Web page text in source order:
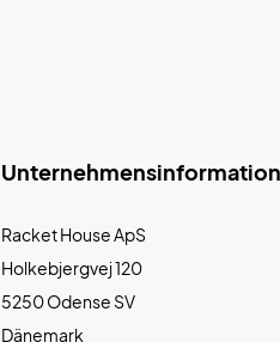
Racket House ApS
Holkebjergvej 120
5250 Odense SV
Dänemark